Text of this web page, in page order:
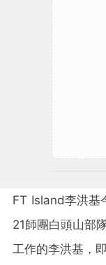
FT Island李洪基
21師團白頭山部
工作的李洪基，